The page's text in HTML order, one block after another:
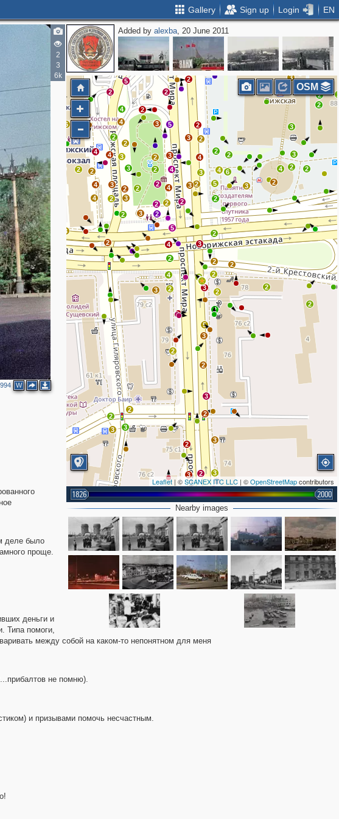
Gallery Sign up Login EN
2
3
6k
W
Added byalexba, 20 June 2011
2
2
2
3
2
3
2
4
2
5
4
2
2
4
2
2
4
4
6
2 2 2
3
2
3
3
2
3
2
5
3
2
3
2
3
2
2
2
3
3 2 3
2 2
4
2
2
2
2
2
3
2 2
2 2
3
2
6
4
4
3
2
3 5
2
2
2
3
4
4
2
2
5
2
2
3
2
2
3
2
2
4
4
2
3
3
3
4
2
4
2
2 3
3 5
2
2
3
2
2 3
3
2
2
3
2
3
Leaflet | ©SCANEX ITC LLC | ©OpenStreetMapcontributors
1826 2000
OSM
Nearby images
деле было
проще.
деньги и
Типа помоги,
между собой на каком-то непонятном для меня
не помню).
и призывами помочь несчастным.